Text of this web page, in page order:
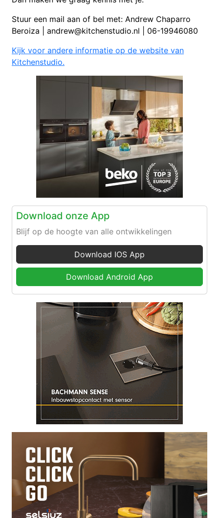
Stuur een mail aan of bel met: Andrew Chaparro
Beroiza | andrew@kitchenstudio.nl | 06-19946080
Kijk voor andere informatie op de website van
Kitchenstudio.
Download onze App
Blijf op de hoogte van alle ontwikkelingen
Download IOS App
Download Android App